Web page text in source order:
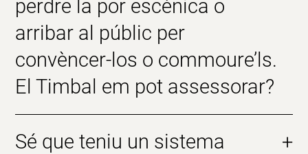
perdre la por escènica o
arribar al públic per
convèncer-los o commoure’ls.
El Timbal em pot assessorar?
Sé que teniu un sistema
+